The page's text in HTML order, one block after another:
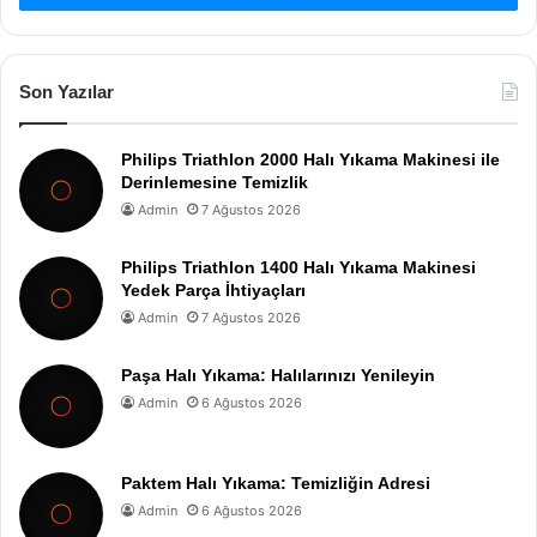
Son Yazılar
Philips Triathlon 2000 Halı Yıkama Makinesi ile
Derinlemesine Temizlik
Admin 7 Ağustos 2026
Philips Triathlon 1400 Halı Yıkama Makinesi
Yedek Parça İhtiyaçları
Admin 7 Ağustos 2026
Paşa Halı Yıkama: Halılarınızı Yenileyin
Admin 6 Ağustos 2026
Paktem Halı Yıkama: Temizliğin Adresi
Admin 6 Ağustos 2026